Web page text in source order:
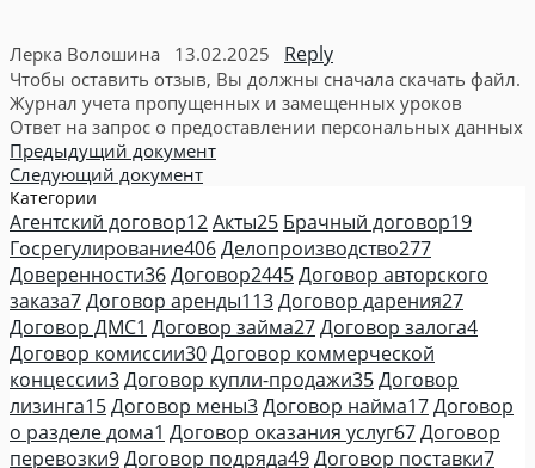
Лерка Волошина 13.02.2025 Reply
Чтобы оставить отзыв, Вы должны сначала скачать файл.
Журнал учета пропущенных и замещенных уроков
Ответ на запрос о предоставлении персональных данных
Предыдущий документ
Следующий документ
Категории
Агентский договор12Акты25 Брачный договор19
Госрегулирование406Делопроизводство277
Доверенности36Договор2445Договор авторского
заказа7Договор аренды113Договор дарения27
Договор ДМС1 Договор займа27Договор залога4
Договор комиссии30Договор коммерческой
концессии3Договор купли-продажи35Договор
лизинга15Договор мены3Договор найма17Договор
о разделе дома1 Договор оказания услуг67Договор
перевозки9Договор подряда49Договор поставки7